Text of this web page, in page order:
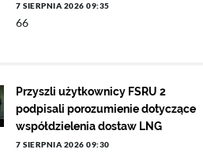
7 SIERPNIA 2026 09:35
66
Przyszli użytkownicy FSRU 2
podpisali porozumienie dotyczące
współdzielenia dostaw LNG
7 SIERPNIA 2026 09:30